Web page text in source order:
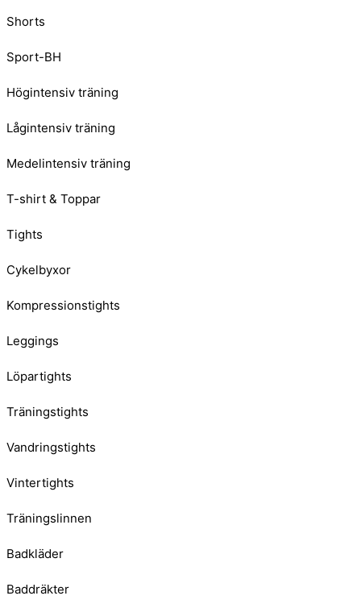
Shorts
Sport-BH
Högintensiv träning
Lågintensiv träning
Medelintensiv träning
T-shirt & Toppar
Tights
Cykelbyxor
Kompressionstights
Leggings
Löpartights
Träningstights
Vandringstights
Vintertights
Träningslinnen
Badkläder
Baddräkter